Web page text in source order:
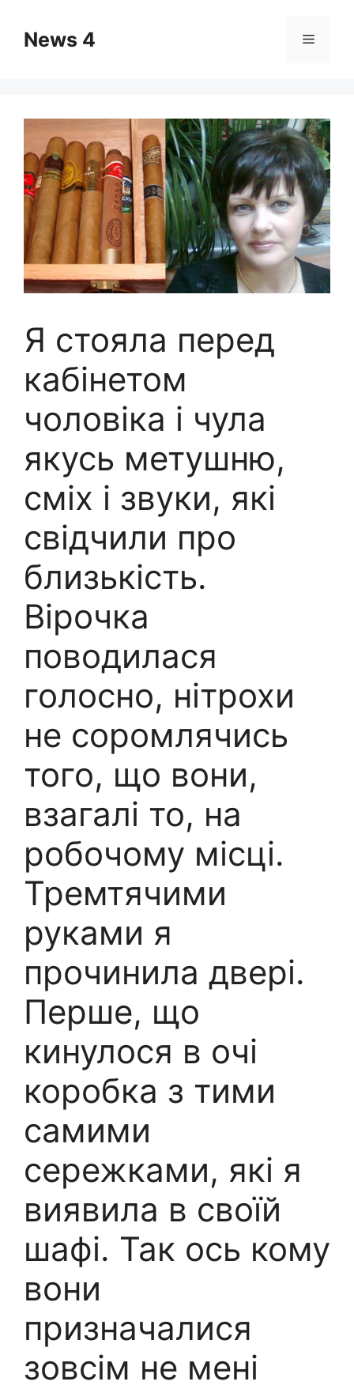
contentNews 4 Menu
Я стояла перед
кабінетом
чоловіка і чула
якусь метушню,
сміх і звуки, які
свідчили про
близькість.
Вірочка
поводилася
голосно, нітрохи
не соромлячись
того, що вони,
взагалі то, на
робочому місці.
Тремтячими
руками я
прочинила двері.
Перше, що
кинулося в очі
коробка з тими
самими
сережками, які я
виявила в своїй
шафі. Так ось кому
вони
призначалися
зовсім не мені